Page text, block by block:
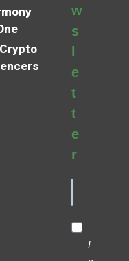
w
s
e
t
t
e
r
I